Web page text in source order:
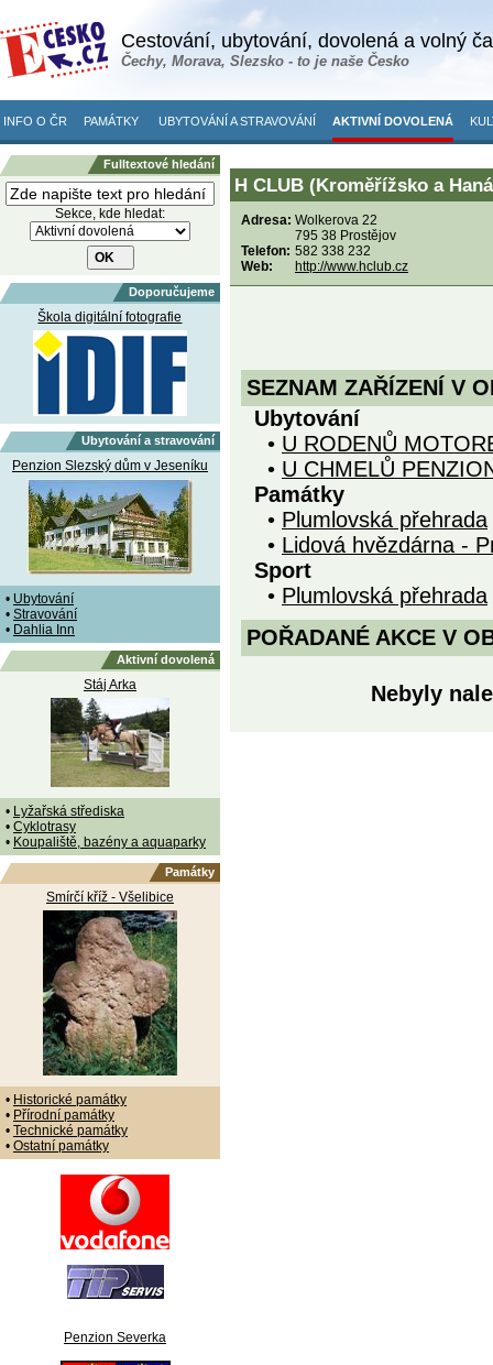
Cestování, ubytování, dovolená a volný
Čechy, Morava, Slezsko - to je naše Česko
INFO O ČR PAMÁTKY UBYTOVÁNÍ A STRAVOVÁNÍ AKTIVNÍ DOVOLENÁ
Fulltextové hledání
Sekce, kde hledat:
Doporučujeme
Škola digitální fotografie
Ubytování a stravování
Penzion Slezský dům v Jeseníku
• Ubytování
• Stravování
• Dahlia Inn
Aktivní dovolená
Stáj Arka
• Lyžařská střediska
• Cyklotrasy
• Koupaliště, bazény a aquaparky
Památky
Smírčí kříž - Všelibice
• Historické památky
• Přírodní památky
• Technické památky
• Ostatní památky
Penzion Severka
H CLUB (Kroměřížsko a
Adresa: Wolkerova 22
795 38 Prostějov
Telefon: 582 338 232
Web:
http://www.hclub.cz
SEZNAM ZAŘÍZENÍ V
Ubytování
• U RODENŮ
• U CHMELŮ
Památky
• Plumlovská přehrada
• Lidová hvězdárna -
Sport
• Plumlovská přehrada
POŘADANÉ AKCE V
Nebyly